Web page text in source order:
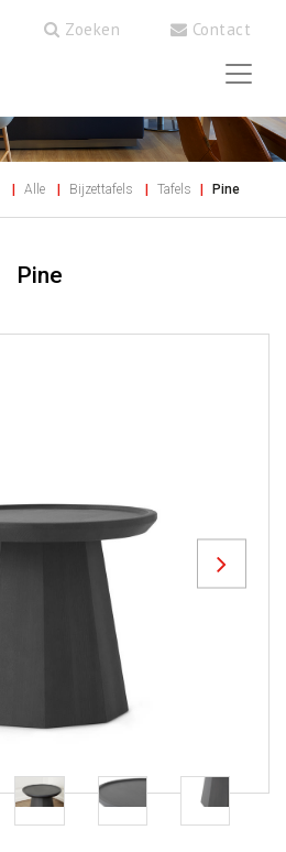
Zoeken Contact
Alle Bijzettafels Tafels Pine
Pine
Next